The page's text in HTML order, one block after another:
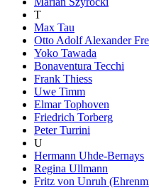
T
Max Tau
Otto Adolf Alexander
Yoko Tawada
Bonaventura Tecchi
Frank Thiess
Uwe Timm
Elmar Tophoven
Friedrich Torberg
Peter Turrini
U
Hermann Uhde-Bernays
Regina Ullmann
Fritz von Unruh